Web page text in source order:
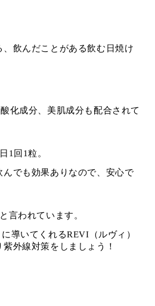
飲んだことがある飲む日焼け
化成分、美肌成分も配合されて
1回1粒。
でも効果ありなので、安心で
言われています。
導いてくれるREVI（ルヴィ）
外線対策をしましょう！